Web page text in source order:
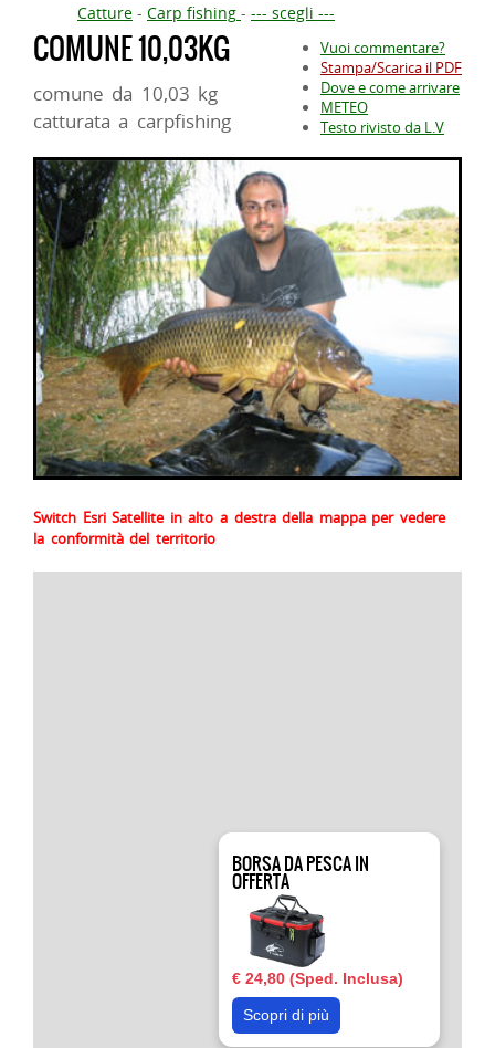
Catture - Carp fishing - --- scegli ---
Vuoi commentare?
Stampa/Scarica il PDF
Dove e come arrivare
METEO
Testo rivisto da L.V
COMUNE 10,03KG
comune da 10,03 kg
catturata a carpfishing
Switch Esri Satellite in alto a destra della mappa per vedere
la conformità del territorio
BORSA DA PESCA IN
OFFERTA
€ 24,80 (Sped. Inclusa)
Scopri di più